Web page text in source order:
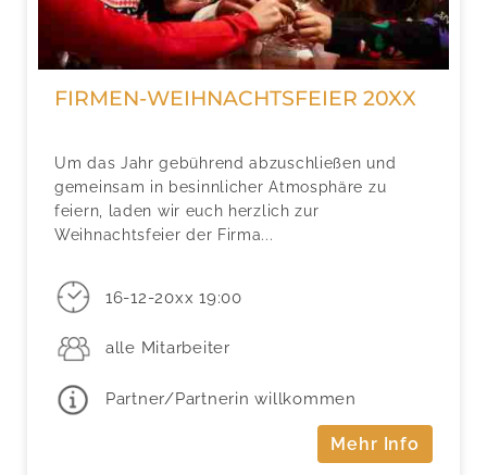
FIRMEN-WEIHNACHTSFEIER 20XX
Um das Jahr gebührend abzuschließen und
gemeinsam in besinnlicher Atmosphäre zu
feiern, laden wir euch herzlich zur
Weihnachtsfeier der Firma...
16-12-20xx 19:00
alle Mitarbeiter
Partner/Partnerin willkommen
Mehr Info